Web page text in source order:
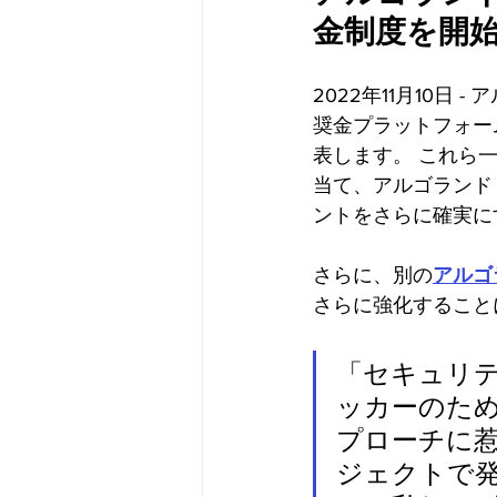
金制度を開
2022年11月10日 -
奨金プラットフォ
表します。 これら
当て、アルゴラン
ントをさらに確実に
さらに、別のアル
さらに強化すること
「セキュリ
ッカーのた
プローチに
ジェクトで